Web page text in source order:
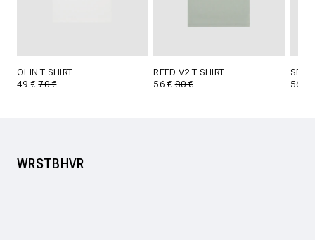
OLIN T-SHIRT
49 €70 €
REED V2 T-SHIRT
56 €80 €
56 €
WRSTBHVR